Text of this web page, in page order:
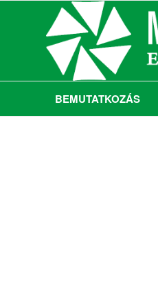
BEMUTATKOZÁS